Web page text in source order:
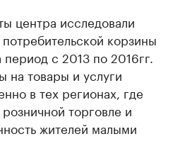
центра исследовали
корзины
с 2013 по 2016гг.
на товары и услуги
в тех регионах, где
торговле и
жителей малыми